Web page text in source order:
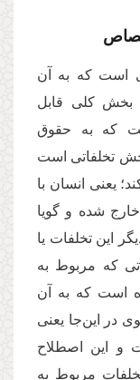
است که به آن
بخش کلی قابل
که به حقوق
تخلفاتی است
یعنی انسان با
شده و گویا
این تخلفات یا
که مربوط به
است که به آن
در این‌جا یعنی
و این اصطلاح
مربوط به